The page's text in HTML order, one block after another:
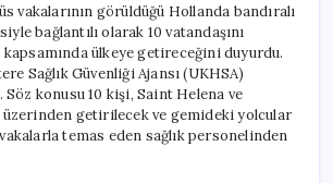
Vatandaşını
Karantinaya
Aldı
için
vakalarının görüldüğü Hollanda bandıralı
bağlantılı olarak 10 vatandaşını
ülkeye getireceğini duyurdu.
Sağlık Güvenliği Ajansı (UKHSA)
Söz konusu 10 kişi, Saint Helena ve
üzerinden getirilecek ve gemideki yolcular
temas eden sağlık personelinden